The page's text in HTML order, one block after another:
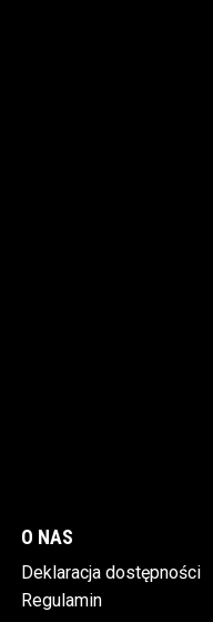
O NAS
Deklaracja dostępności
Regulamin